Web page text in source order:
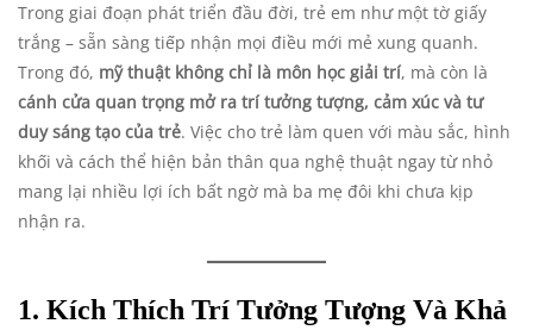
Trong giai đoạn phát triển đầu đời, trẻ em như một tờ giấy
trắng – sẵn sàng tiếp nhận mọi điều mới mẻ xung quanh.
Trong đó, mỹ thuật không chỉ là môn học giải trí, mà còn là
cánh cửa quan trọng mở ra trí tưởng tượng, cảm xúc và tư
duy sáng tạo của trẻ. Việc cho trẻ làm quen với màu sắc, hình
khối và cách thể hiện bản thân qua nghệ thuật ngay từ nhỏ
mang lại nhiều lợi ích bất ngờ mà ba mẹ đôi khi chưa kịp
nhận ra.
1. Kích Thích Trí Tưởng Tượng Và Khả